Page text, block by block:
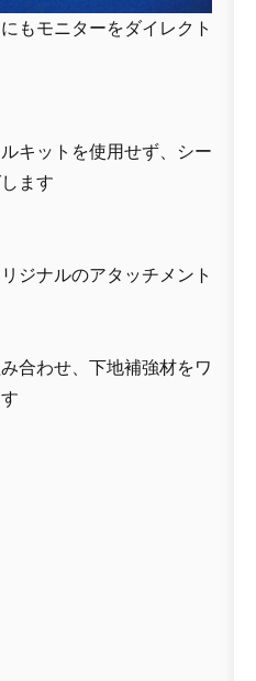
もモニターをダイレクト
キットを使用せず、シー
ます
ジナルのアタッチメント
合わせ、下地補強材をワ